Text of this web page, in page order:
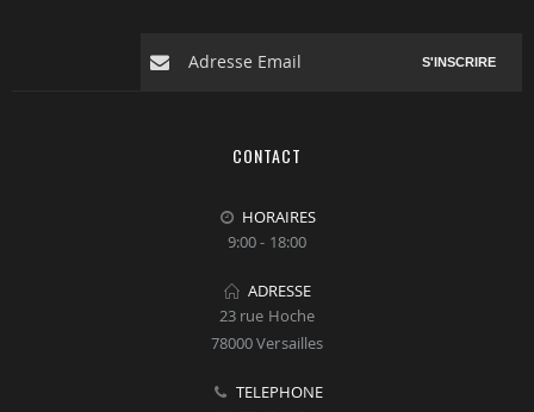
S'INSCRIRE
CONTACT
HORAIRES
9:00 - 18:00
ADRESSE
23 rue Hoche
78000 Versailles
TELEPHONE